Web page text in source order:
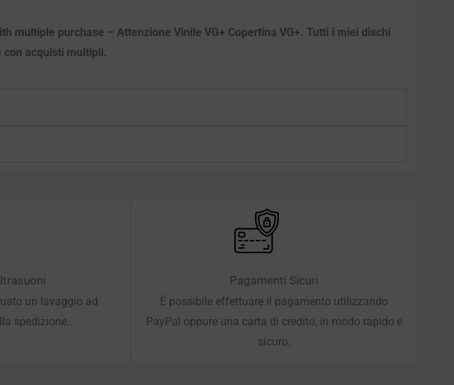
multiple purchase – Attenzione Vinile VG+ Copertina VG+. Tutti i miei dischi
acquisti multipli.
un lavaggio ad
spedizione.
Pagamenti Sicuri
È possibile effettuare il pagamento utilizzando
PayPal oppure una carta di credito, in modo rapido e
sicuro.